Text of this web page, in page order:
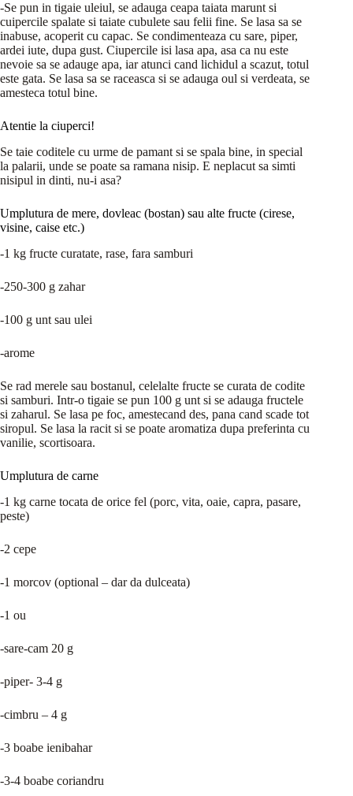
-Se pun in tigaie uleiul, se adauga ceapa taiata marunt si
cuipercile spalate si taiate cubulete sau felii fine. Se lasa sa se
inabuse, acoperit cu capac. Se condimenteaza cu sare, piper,
ardei iute, dupa gust. Ciupercile isi lasa apa, asa ca nu este
nevoie sa se adauge apa, iar atunci cand lichidul a scazut, totul
este gata. Se lasa sa se raceasca si se adauga oul si verdeata, se
amesteca totul bine.
Atentie la ciuperci!
Se taie coditele cu urme de pamant si se spala bine, in special
la palarii, unde se poate sa ramana nisip. E neplacut sa simti
nisipul in dinti, nu-i asa?
Umplutura de mere, dovleac (bostan) sau alte fructe (cirese,
visine, caise etc.)
-1 kg fructe curatate, rase, fara samburi
-250-300 g zahar
-100 g unt sau ulei
-arome
Se rad merele sau bostanul, celelalte fructe se curata de codite
si samburi. Intr-o tigaie se pun 100 g unt si se adauga fructele
si zaharul. Se lasa pe foc, amestecand des, pana cand scade tot
siropul. Se lasa la racit si se poate aromatiza dupa preferinta cu
vanilie, scortisoara.
Umplutura de carne
-1 kg carne tocata de orice fel (porc, vita, oaie, capra, pasare,
peste)
-2 cepe
-1 morcov (optional – dar da dulceata)
-1 ou
-sare-cam 20 g
-piper- 3-4 g
-cimbru – 4 g
-3 boabe ienibahar
-3-4 boabe coriandru